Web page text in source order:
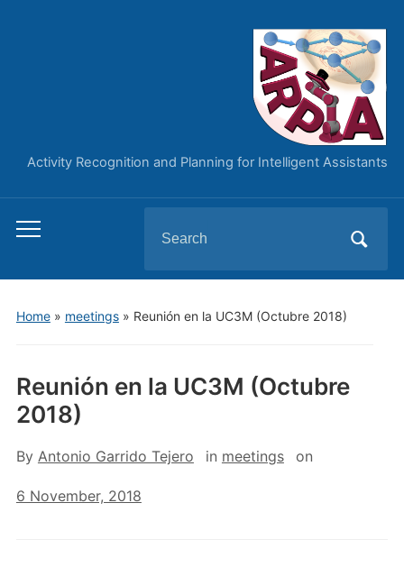
Activity Recognition and Planning for Intelligent Assistants
Toggle
menu
for:
Home» meetings» Reunión en la UC3M (Octubre 2018)
Reunión en la UC3M (Octubre
2018)
By Antonio Garrido Tejero in meetings on
6 November, 2018